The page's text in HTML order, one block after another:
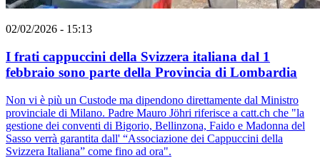
02/02/2026 - 15:13
I frati cappuccini della Svizzera italiana dal 1
febbraio sono parte della Provincia di Lombardia
Non vi è più un Custode ma dipendono direttamente dal Ministro
provinciale di Milano. Padre Mauro Jöhri riferisce a catt.ch che "la
gestione dei conventi di Bigorio, Bellinzona, Faido e Madonna del
Sasso verrà garantita dall' “Associazione dei Cappuccini della
Svizzera Italiana” come fino ad ora".